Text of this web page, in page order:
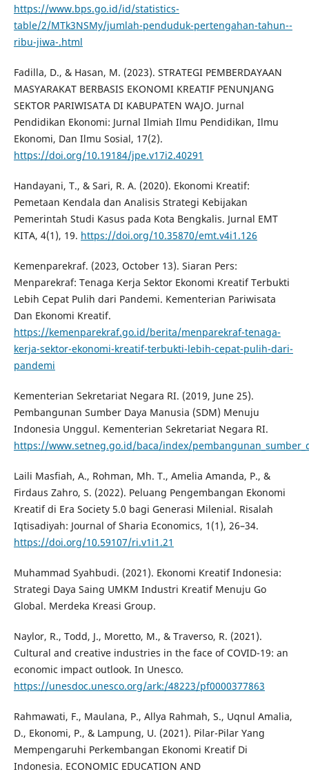
https://www.bps.go.id/id/statistics-
table/2/MTk3NSMy/jumlah-penduduk-pertengahan-tahun--
ribu-jiwa-.html
Fadilla, D., & Hasan, M. (2023). STRATEGI PEMBERDAYAAN
MASYARAKAT BERBASIS EKONOMI KREATIF PENUNJANG
SEKTOR PARIWISATA DI KABUPATEN WAJO. Jurnal
Pendidikan Ekonomi: Jurnal Ilmiah Ilmu Pendidikan, Ilmu
Ekonomi, Dan Ilmu Sosial, 17(2).
https://doi.org/10.19184/jpe.v17i2.40291
Handayani, T., & Sari, R. A. (2020). Ekonomi Kreatif:
Pemetaan Kendala dan Analisis Strategi Kebijakan
Pemerintah Studi Kasus pada Kota Bengkalis. Jurnal EMT
KITA, 4(1), 19. https://doi.org/10.35870/emt.v4i1.126
Kemenparekraf. (2023, October 13). Siaran Pers:
Menparekraf: Tenaga Kerja Sektor Ekonomi Kreatif Terbukti
Lebih Cepat Pulih dari Pandemi. Kementerian Pariwisata
Dan Ekonomi Kreatif.
https://kemenparekraf.go.id/berita/menparekraf-tenaga-
kerja-sektor-ekonomi-kreatif-terbukti-lebih-cepat-pulih-dari-
pandemi
Kementerian Sekretariat Negara RI. (2019, June 25).
Pembangunan Sumber Daya Manusia (SDM) Menuju
Indonesia Unggul. Kementerian Sekretariat Negara RI.
https://www.setneg.go.id/baca/index/
Laili Masfiah, A., Rohman, Mh. T., Amelia Amanda, P., &
Firdaus Zahro, S. (2022). Peluang Pengembangan Ekonomi
Kreatif di Era Society 5.0 bagi Generasi Milenial. Risalah
Iqtisadiyah: Journal of Sharia Economics, 1(1), 26–34.
https://doi.org/10.59107/ri.v1i1.21
Muhammad Syahbudi. (2021). Ekonomi Kreatif Indonesia:
Strategi Daya Saing UMKM Industri Kreatif Menuju Go
Global. Merdeka Kreasi Group.
Naylor, R., Todd, J., Moretto, M., & Traverso, R. (2021).
Cultural and creative industries in the face of COVID-19: an
economic impact outlook. In Unesco.
https://unesdoc.unesco.org/ark:/48223/pf0000377863
Rahmawati, F., Maulana, P., Allya Rahmah, S., Uqnul Amalia,
D., Ekonomi, P., & Lampung, U. (2021). Pilar-Pilar Yang
Mempengaruhi Perkembangan Ekonomi Kreatif Di
Indonesia. ECONOMIC EDUCATION AND